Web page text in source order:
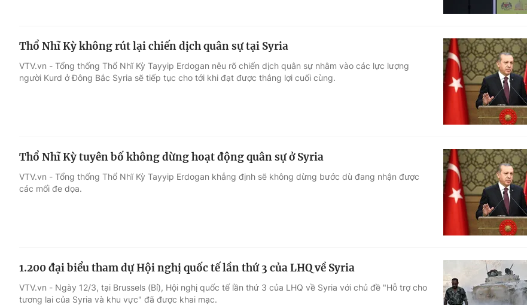
Thổ Nhĩ Kỳ không rút lại chiến dịch quân sự tại Syria
VTV.vn - Tổng thống Thổ Nhĩ Kỳ Tayyip Erdogan nêu rõ chiến dịch quân sự nhằm vào các lực lượng
người Kurd ở Đông Bắc Syria sẽ tiếp tục cho tới khi đạt được thắng lợi cuối cùng.
Thổ Nhĩ Kỳ tuyên bố không dừng hoạt động quân sự ở Syria
VTV.vn - Tổng thống Thổ Nhĩ Kỳ Tayyip Erdogan khẳng định sẽ không dừng bước dù đang nhận được
các mối đe dọa.
1.200 đại biểu tham dự Hội nghị quốc tế lần thứ 3 của LHQ về Syria
VTV.vn - Ngày 12/3, tại Brussels (Bỉ), Hội nghị quốc tế lần thứ 3 của LHQ về Syria với chủ đề "Hỗ trợ cho
tương lai của Syria và khu vực" đã được khai mạc.